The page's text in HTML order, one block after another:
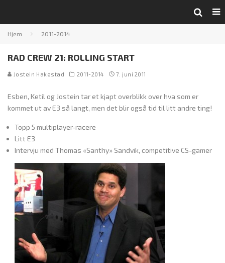
Hjem 2011-2014
RAD CREW 21: ROLLING START
Jostein Hakestad 2011-2014 7. juni 2011
Esben, Ketil og Jostein tar et kjapt overblikk over hva som er
kommet ut av E3 så langt, men det blir også tid til litt andre ting!
Topp 5 multiplayer-racere
Litt E3
Intervju med Thomas «Santhy» Sandvik, competitive CS-gamer